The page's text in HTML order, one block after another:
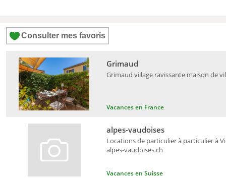
Consulter mes favoris
Vacances en France
Grimaud village ravissante maison de
Grimaud
Vacances en Suisse
Locations de particulier à particulier à
alpes-vaudoises.ch
alpes-vaudoises